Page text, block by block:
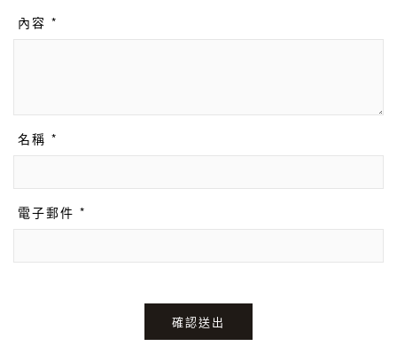
內容 *
名稱 *
電子郵件 *
確認送出